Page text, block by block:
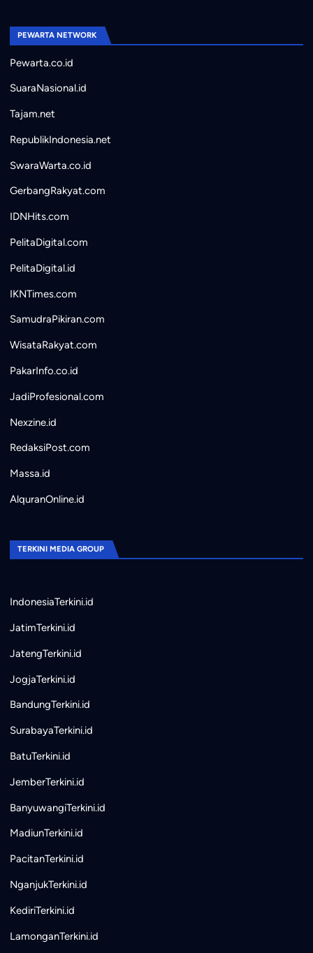
PEWARTA NETWORK
Pewarta.co.id
SuaraNasional.id
Tajam.net
RepublikIndonesia.net
SwaraWarta.co.id
GerbangRakyat.com
IDNHits.com
PelitaDigital.com
PelitaDigital.id
IKNTimes.com
SamudraPikiran.com
WisataRakyat.com
PakarInfo.co.id
JadiProfesional.com
Nexzine.id
RedaksiPost.com
Massa.id
AlquranOnline.id
TERKINI MEDIA GROUP
IndonesiaTerkini.id
JatimTerkini.id
JatengTerkini.id
JogjaTerkini.id
BandungTerkini.id
SurabayaTerkini.id
BatuTerkini.id
JemberTerkini.id
BanyuwangiTerkini.id
MadiunTerkini.id
PacitanTerkini.id
NganjukTerkini.id
KediriTerkini.id
LamonganTerkini.id